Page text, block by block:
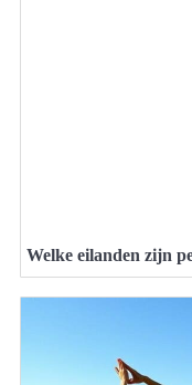
Welke eilanden zijn